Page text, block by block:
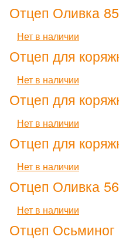
Отцеп Оливка
Нет в наличии
Отцеп для
Нет в наличии
Отцеп для
Нет в наличии
Отцеп для
Нет в наличии
Отцеп Оливка
Нет в наличии
Отцеп